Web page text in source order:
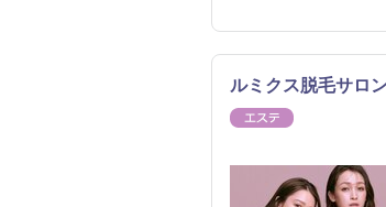
ルミクス脱毛サロ